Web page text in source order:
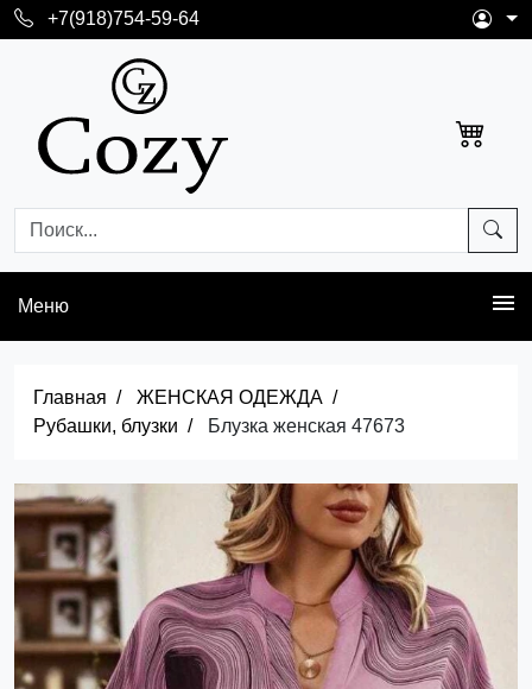
+7(918)754-59-64
Меню
Главная
ЖЕНСКАЯ ОДЕЖДА
Рубашки, блузки
Блузка женская 47673